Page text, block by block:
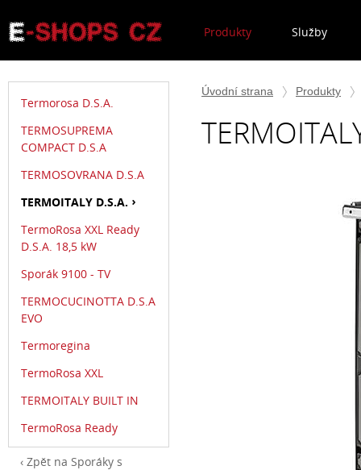
Produkty Služby
Úvodní strana Produkty
Termorosa D.S.A.
TERMOSUPREMA
COMPACT D.S.A
TERMOSOVRANA D.S.A
TERMOITALY D.S.A.
TermoRosa XXL Ready
D.S.A. 18,5 kW
Sporák 9100 - TV
TERMOCUCINOTTA D.S.A
EVO
Termoregina
TermoRosa XXL
TERMOITALY BUILT IN
TermoRosa Ready
Zpět na Sporáky s